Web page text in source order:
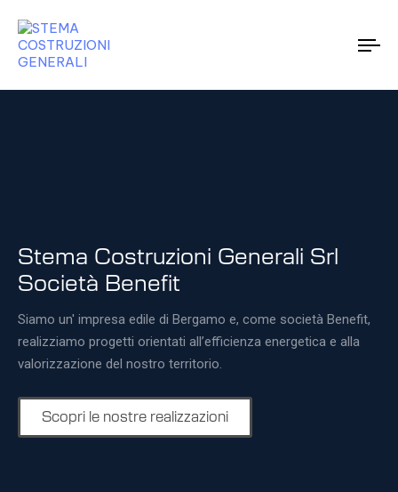
Stema Costruzioni Generali Srl
Società Benefit
Siamo un' impresa edile di Bergamo e, come società Benefit,
realizziamo progetti orientati all’efficienza energetica e alla
valorizzazione del nostro territorio.
Scopri le nostre realizzazioni